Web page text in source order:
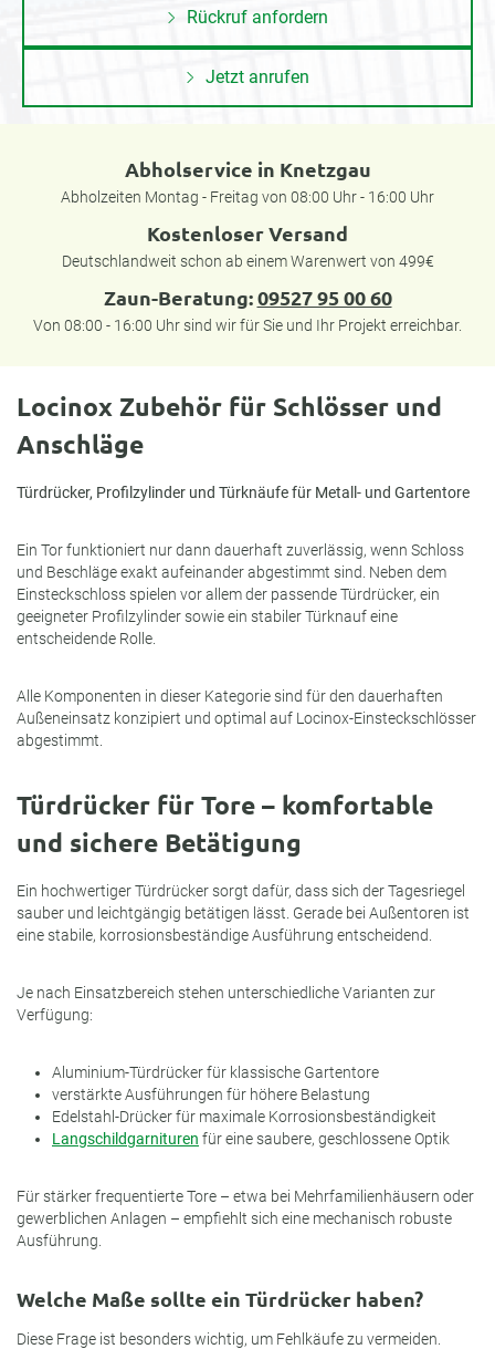
Rückruf anfordern
Jetzt anrufen
Abholservice in Knetzgau
Abholzeiten Montag - Freitag von 08:00 Uhr - 16:00 Uhr
Kostenloser Versand
Deutschlandweit schon ab einem Warenwert von 499€
Zaun-Beratung:09527 95 00 60
Von 08:00 - 16:00 Uhr sind wir für Sie und Ihr Projekt erreichbar.
Locinox Zubehör für Schlösser und
Anschläge
Türdrücker, Profilzylinder und Türknäufe für Metall- und Gartentore
Ein Tor funktioniert nur dann dauerhaft zuverlässig, wenn Schloss
und Beschläge exakt aufeinander abgestimmt sind. Neben dem
Einsteckschloss spielen vor allem der passende Türdrücker, ein
geeigneter Profilzylinder sowie ein stabiler Türknauf eine
entscheidende Rolle.
Alle Komponenten in dieser Kategorie sind für den dauerhaften
Außeneinsatz konzipiert und optimal auf Locinox-Einsteckschlösser
abgestimmt.
Türdrücker für Tore – komfortable
und sichere Betätigung
Ein hochwertiger Türdrücker sorgt dafür, dass sich der Tagesriegel
sauber und leichtgängig betätigen lässt. Gerade bei Außentoren ist
eine stabile, korrosionsbeständige Ausführung entscheidend.
Je nach Einsatzbereich stehen unterschiedliche Varianten zur
Verfügung:
Aluminium-Türdrücker für klassische Gartentore
verstärkte Ausführungen für höhere Belastung
Edelstahl-Drücker für maximale Korrosionsbeständigkeit
Langschildgarnituren für eine saubere, geschlossene Optik
Für stärker frequentierte Tore – etwa bei Mehrfamilienhäusern oder
gewerblichen Anlagen – empfiehlt sich eine mechanisch robuste
Ausführung.
Welche Maße sollte ein Türdrücker haben?
Diese Frage ist besonders wichtig, um Fehlkäufe zu vermeiden.